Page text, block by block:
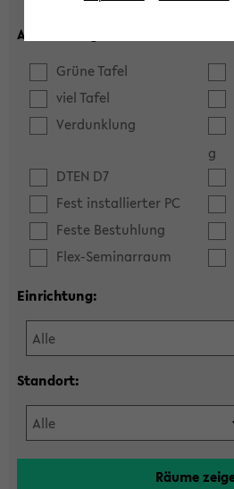
Ausstattung:
Grüne Tafel
viel Tafel
Verdunklung
g
DTEN D7
Fest installierter PC
Feste Bestuhlung
Flex-Seminarraum
Einrichtung:
Standort: